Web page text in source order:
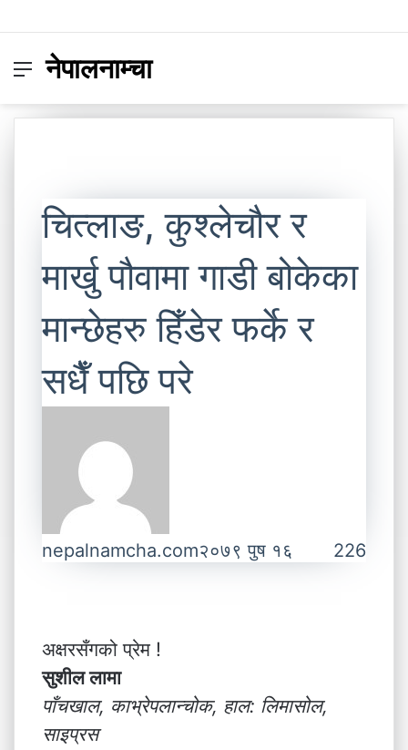
Menu
नेपालनाम्चा
चित्लाङ, कुश्लेचौर र
मार्खु पौवामा गाडी बोकेका
मान्छेहरु हिँडेर फर्के र
सधैँ पछि परे
nepalnamcha.com२०७९ पुष १६ 226
अक्षरसँगको प्रेम !
सुशील लामा
पाँचखाल, काभ्रेपलान्चोक, हाल: लिमासोल,
साइप्रस